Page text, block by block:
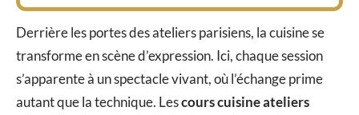
Derrière les portes des ateliers parisiens, la cuisine se
transforme en scène d’expression. Ici, chaque session
s’apparente à un spectacle vivant, où l’échange prime
autant que la technique. Lescours cuisine ateliers